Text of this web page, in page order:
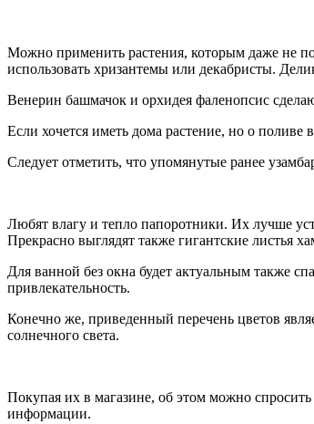
Можно применить растения, которым даже не
использовать хризантемы или декабристы.
Венерин башмачок и орхидея фаленопсис
Если хочется иметь дома растение, но о
Следует отметить, что упомянутые ранее
Любят влагу и тепло папоротники. Их лучше
Прекрасно выглядят также гигантские
Для ванной без окна будет актуальным также
привлекательность.
Конечно же, приведенный перечень цветов
солнечного света.
Покупая их в магазине, об этом можно
информации.